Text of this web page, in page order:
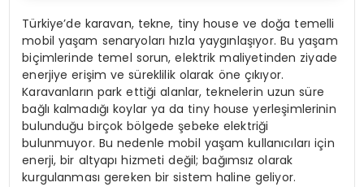
Türkiye’de karavan, tekne, tiny house ve doğa temelli
mobil yaşam senaryoları hızla yaygınlaşıyor. Bu yaşam
biçimlerinde temel sorun, elektrik maliyetinden ziyade
enerjiye erişim ve süreklilik olarak öne çıkıyor.
Karavanların park ettiği alanlar, teknelerin uzun süre
bağlı kalmadığı koylar ya da tiny house yerleşimlerinin
bulunduğu birçok bölgede şebeke elektriği
bulunmuyor. Bu nedenle mobil yaşam kullanıcıları için
enerji, bir altyapı hizmeti değil; bağımsız olarak
kurgulanması gereken bir sistem haline geliyor.